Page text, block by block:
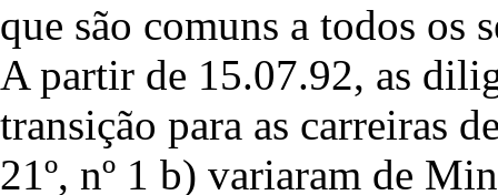
que são comuns a todos os
A partir de 15.07.92, as
transição para as carreiras
21º, nº 1 b) variaram de